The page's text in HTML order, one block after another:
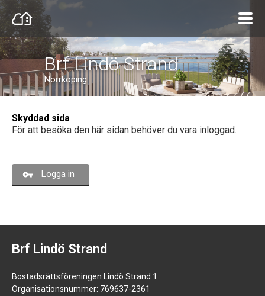
Brf Lindö Strand
Norrköping
Skyddad sida
För att besöka den här sidan behöver du vara inloggad.
Logga in
Brf Lindö Strand
Bostadsrättsföreningen Lindö Strand 1
Organisationsnummer: 769637-2361